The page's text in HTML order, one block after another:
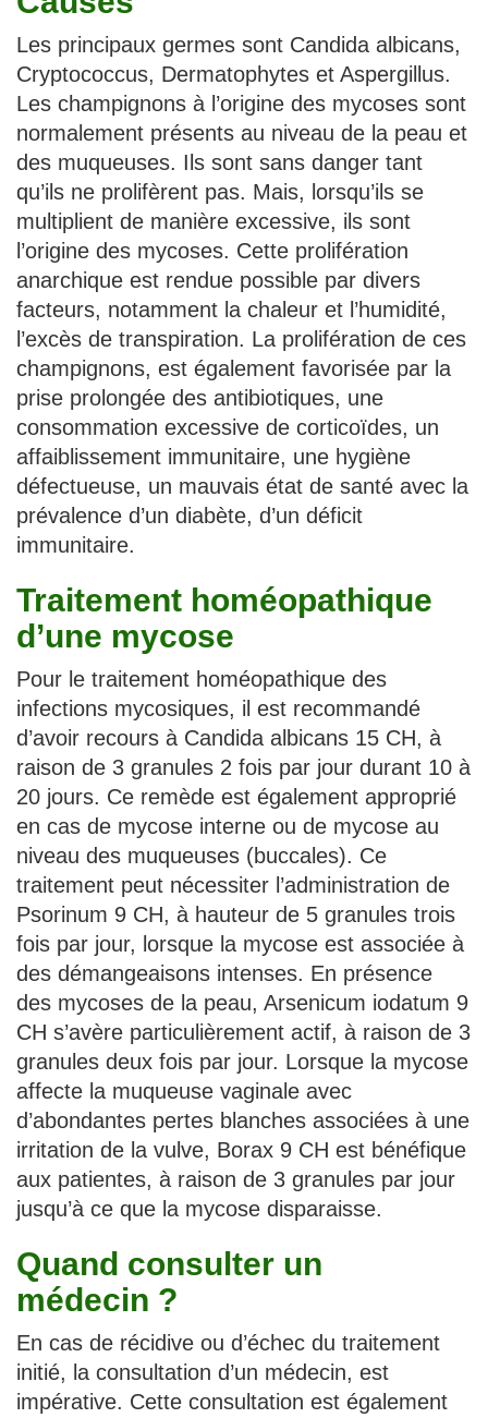
Les principaux germes sont Candida albicans,
Cryptococcus, Dermatophytes et Aspergillus.
Les champignons à l’origine des mycoses sont
normalement présents au niveau de la peau et
des muqueuses. Ils sont sans danger tant
qu’ils ne prolifèrent pas. Mais, lorsqu’ils se
multiplient de manière excessive, ils sont
l’origine des mycoses. Cette prolifération
anarchique est rendue possible par divers
facteurs, notamment la chaleur et l’humidité,
l’excès de transpiration. La prolifération de ces
champignons, est également favorisée par la
prise prolongée des antibiotiques, une
consommation excessive de corticoïdes, un
affaiblissement immunitaire, une hygiène
défectueuse, un mauvais état de santé avec la
prévalence d’un diabète, d’un déficit
immunitaire.
Traitement homéopathique
d’une mycose
Pour le traitement homéopathique des
infections mycosiques, il est recommandé
d’avoir recours à Candida albicans 15 CH, à
raison de 3 granules 2 fois par jour durant 10 à
20 jours. Ce remède est également approprié
en cas de mycose interne ou de mycose au
niveau des muqueuses (buccales). Ce
traitement peut nécessiter l’administration de
Psorinum 9 CH, à hauteur de 5 granules trois
fois par jour, lorsque la mycose est associée à
des démangeaisons intenses. En présence
des mycoses de la peau, Arsenicum iodatum 9
CH s’avère particulièrement actif, à raison de 3
granules deux fois par jour. Lorsque la mycose
affecte la muqueuse vaginale avec
d’abondantes pertes blanches associées à une
irritation de la vulve, Borax 9 CH est bénéfique
aux patientes, à raison de 3 granules par jour
jusqu’à ce que la mycose disparaisse.
Quand consulter un
médecin ?
En cas de récidive ou d’échec du traitement
initié, la consultation d’un médecin, est
impérative. Cette consultation est également